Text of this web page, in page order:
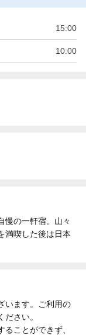
15:00
10:00
慢の一軒宿。山々
満喫した後は日本
います。ご利用の
さい。
ことができず、